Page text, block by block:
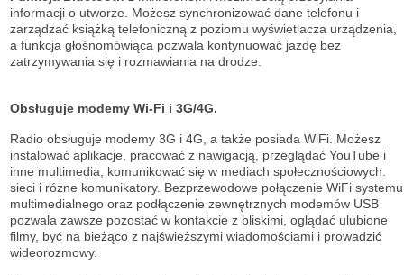
informacji o utworze. Możesz synchronizować dane telefonu i
zarządzać książką telefoniczną z poziomu wyświetlacza urządzenia,
a funkcja głośnomówiąca pozwala kontynuować jazdę bez
zatrzymywania się i rozmawiania na drodze.
Obsługuje modemy Wi-Fi i 3G/4G.
Radio obsługuje modemy 3G i 4G, a także posiada WiFi. Możesz
instalować aplikacje, pracować z nawigacją, przeglądać YouTube i
inne multimedia, komunikować się w mediach społecznościowych.
sieci i różne komunikatory. Bezprzewodowe połączenie WiFi systemu
multimedialnego oraz podłączenie zewnętrznych modemów USB
pozwala zawsze pozostać w kontakcie z bliskimi, oglądać ulubione
filmy, być na bieżąco z najświeższymi wiadomościami i prowadzić
wideorozmowy.